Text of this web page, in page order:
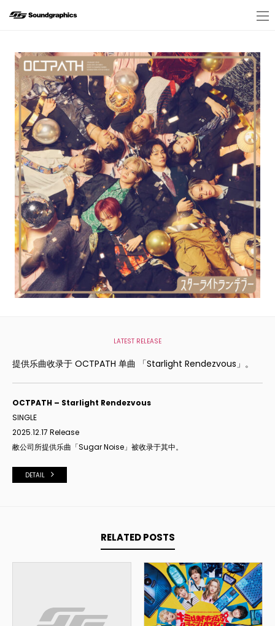
LATEST RELEASE
提供乐曲收录于 OCTPATH 单曲 「Starlight Rendezvous」。
OCTPATH – Starlight Rendezvous
SINGLE
2025.12.17 Release
敝公司所提供乐曲「Sugar Noise 」被收录于其中。
DETAIL
RELATED POSTS